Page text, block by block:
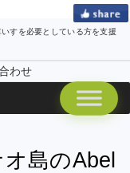
すを必要としている方を支援
島のAbel